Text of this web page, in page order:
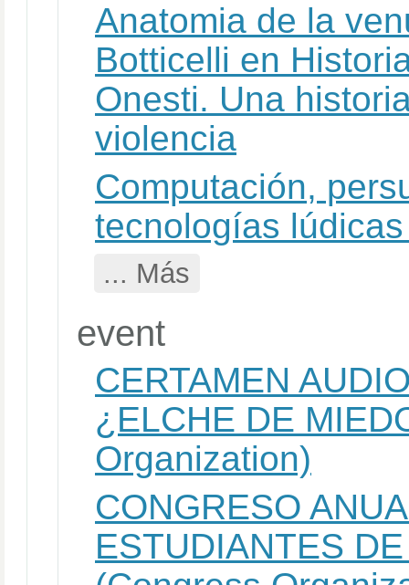
Anatomia de la
Botticelli en
Onesti. Una
violencia
Computación,
tecnologías
... Más
event
CERTAMEN
¿ELCHE DE
Organization)
CONGRESO
ESTUDIANTES